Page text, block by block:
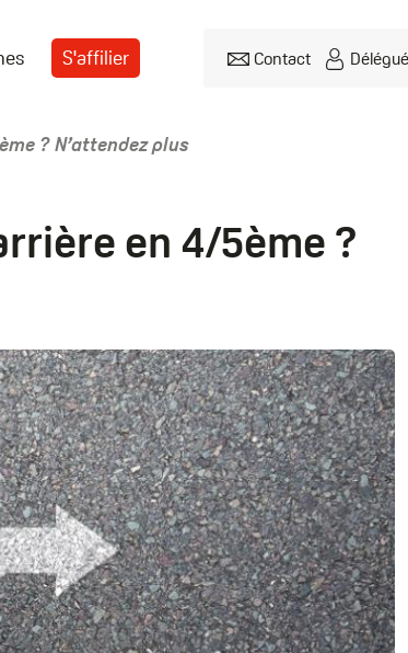
S'affilier Contact
? N’attendez plus
en 4/5ème ?